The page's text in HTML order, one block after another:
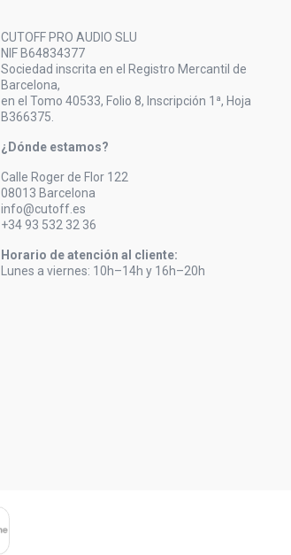
CUTOFF PRO AUDIO SLU
NIF B64834377
Sociedad inscrita en el Registro Mercantil de
Barcelona,
en el Tomo 40533, Folio 8, Inscripción 1ª, Hoja
B366375.
¿Dónde estamos?
Calle Roger de Flor 122
08013 Barcelona
info@cutoff.es
+34 93 532 32 36
Horario de atención al cliente:
Lunes a viernes: 10h–14h y 16h–20h